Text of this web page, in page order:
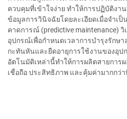
ควบคุมที่เข้าใจง่าย ทำให้การปฏิบัติงา
ข้อมูลการวินิจฉัยโดยละเอียดเมื่อจำเ
คาดการณ์ (predictive maintenance)
อุปกรณ์เพื่อกำหนดเวลาการบำรุงรักษ
กะทันหันและยืดอายุการใช้งานของอุ
อัตโนมัติเหล่านี้ทำให้การผลิตสายการ
เชื่อถือ ประสิทธิภาพ และคุ้มค่ามากกว่า